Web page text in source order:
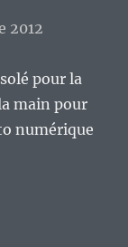
pour la
main pour
numérique